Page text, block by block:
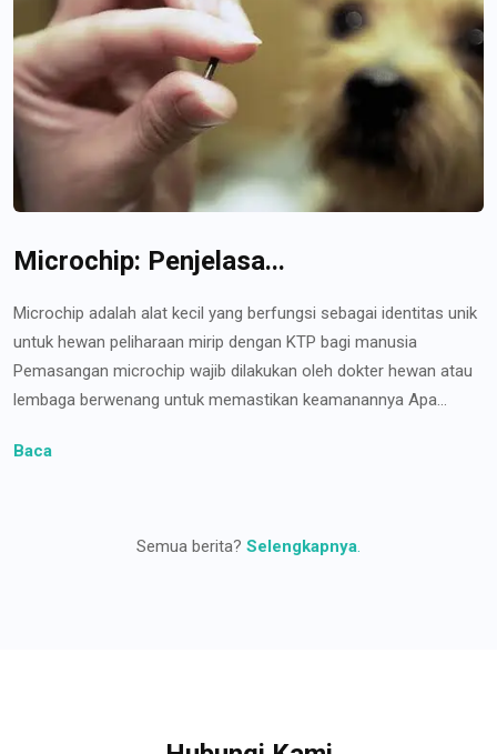
Microchip: Penjelasa...
Microchip adalah alat kecil yang berfungsi sebagai identitas unik
untuk hewan peliharaan mirip dengan KTP bagi manusia
Pemasangan microchip wajib dilakukan oleh dokter hewan atau
lembaga berwenang untuk memastikan keamanannya Apa...
Baca
Semua berita? Selengkapnya.